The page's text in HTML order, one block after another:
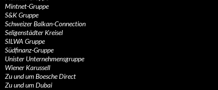
Mintnet-Gruppe
S&K Gruppe
Schweizer Balkan-Connection
Seligenstädter Kreisel
SILWA Gruppe
Südfinanz-Gruppe
Unister Unternehmensgruppe
Wiener Karussell
Zu und um Boesche Direct
Zu und um Dubai